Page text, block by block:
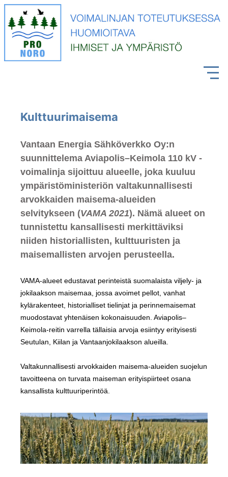
Kulttuurimaisema
Vantaan Energia Sähköverkko Oy:n
suunnittelema Aviapolis–Keimola 110 kV -
voimalinja sijoittuu alueelle, joka kuuluu
ympäristöministeriön valtakunnallisesti
arvokkaiden maisema-alueiden
selvitykseen (VAMA 2021). Nämä alueet on
tunnistettu kansallisesti merkittäviksi
niiden historiallisten, kulttuuristen ja
maisemallisten arvojen perusteella.
VAMA-alueet edustavat perinteistä suomalaista viljely- ja
jokilaakson maisemaa, jossa avoimet pellot, vanhat
kylärakenteet, historialliset tielinjat ja perinnemaisemat
muodostavat yhtenäisen kokonaisuuden. Aviapolis–
Keimola-reitin varrella tällaisia arvoja esiintyy erityisesti
Seutulan, Kiilan ja Vantaanjokilaakson alueilla.
Valtakunnallisesti arvokkaiden maisema-alueiden suojelun
tavoitteena on turvata maiseman erityispiirteet osana
kansallista kulttuuriperintöä.